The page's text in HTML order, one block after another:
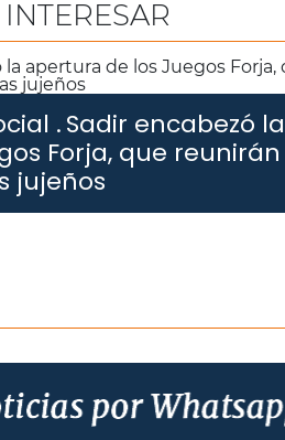
.Sadir encabezó
Forja, que
jujeños